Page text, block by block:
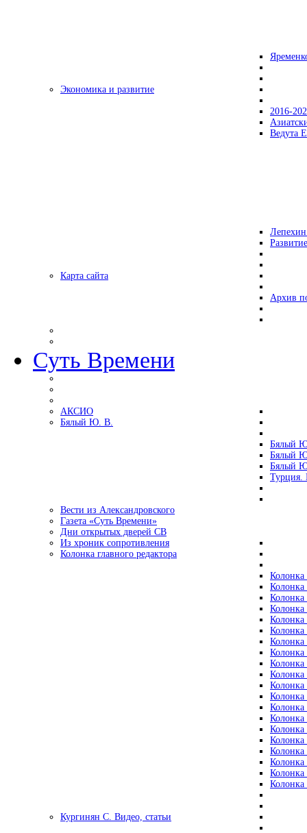
Экономика и развитие
2016-
Ведута
Карта сайта
Архив
Суть Времени
АКСИО
Бялый Ю. В.
Бялый
Бялый
Бялый
Турция.
Вести из Александровского
Газета «Суть Времени»
Дни открытых дверей СВ
Из хроник сопротивления
Колонка главного редактора
Колонка
Колонка
Колонка
Колонка
Колонка
Колонка
Колонка
Колонка
Колонка
Колонка
Колонка
Колонка
Колонка
Колонка
Колонка
Колонка
Колонка
Колонка
Колонка
Колонка
Кургинян С. Видео, статьи